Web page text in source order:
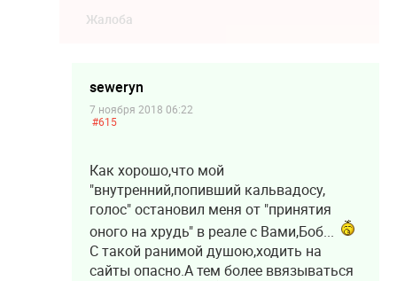
Жалоба
seweryn
7 ноября 2018 06:22
#615
Как хорошо,что мой
"внутренний,попивший кальвадосу,
голос" остановил меня от "принятия
оного на хрудь" в реале с Вами,Боб...
С такой ранимой душою,ходить на
сайты опасно.А тем более ввязываться